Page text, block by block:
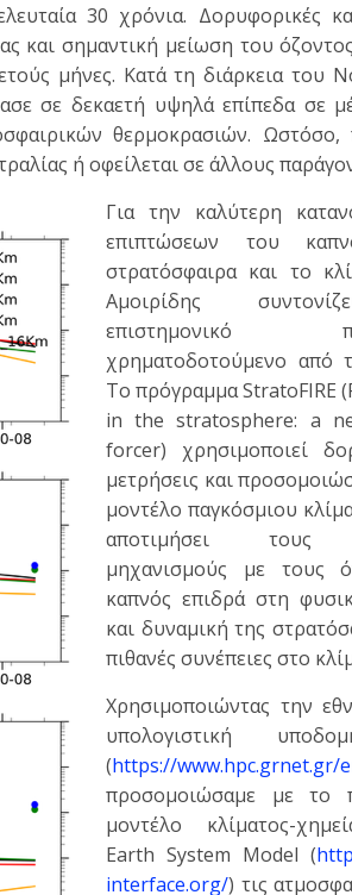
30 χρόνια. Δορυφορικές
και σημαντική μείωση του
μήνες. Κατά τη διάρκεια του
σε δεκαετή υψηλά επίπεδα σε
θερμοκρασιών. Ωστόσο,
ή οφείλεται σε άλλους
Για την καλύτερη
επιπτώσεων του
στρατόσφαιρα και το
Αμοιρίδης
επιστημονικό
χρηματοδοτούμενο από
Το πρόγραμμα StratoFIRE
in the stratosphere: a
forcer) χρησιμοποιεί
μετρήσεις και
μοντέλο παγκόσμιου
αποτιμήσει τους
μηχανισμούς με τους
καπνός επιδρά στη
και δυναμική της
πιθανές συνέπειες στο
Χρησιμοποιώντας την
υπολογιστική
(https://www.hpc.grnet.gr/
προσομοιώσαμε με το
μοντέλο κλίματος-
Earth System Model (
interface.org/) τις